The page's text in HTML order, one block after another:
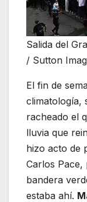
Salida del
/ Sutton
El fin de
climatología,
racheado el
lluvia que
hizo acto de
Carlos
bandera
estaba ahí.